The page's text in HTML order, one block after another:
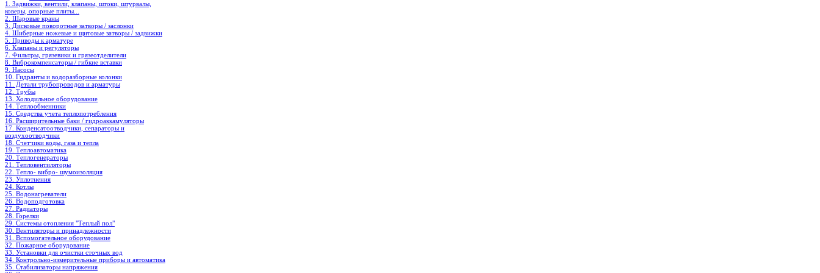
1. Задвижки, вентили, клапаны, штоки, штурвалы,
коверы, опорные плиты...
2. Шаровые краны
3. Дисковые поворотные затворы / заслонки
4. Шиберные ножевые и щитовые затворы / задвижки
5. Приводы к арматуре
6. Клапаны и регуляторы
7. Фильтры, грязевики и грязеотделители
8. Виброкомпенсаторы / гибкие вставки
9. Насосы
10. Гидранты и водоразборные колонки
11. Детали трубопроводов и арматуры
12. Трубы
13. Холодильное oборудование
14. Теплообменники
15. Средства учета теплопотребления
16. Расширительные баки / гидроаккамуляторы
17. Конденсатоотводчики, сепараторы и
воздухоотводчики
18. Счетчики воды, газа и тепла
19. Теплоавтоматика
20. Теплогенераторы
21. Тепловентиляторы
22. Тепло- вибро- шумоизоляция
23. Уплотнения
24. Котлы
25. Водонагреватели
26. Водоподготовка
27. Радиаторы
28. Горелки
29. Системы отопления "Теплый пол"
30. Вентиляторы и принадлежности
31. Вспомогательное оборудование
32. Пожарное оборудование
33. Установки для очистки сточных вод
34. Контрольно-измерительные приборы и автоматика
35. Стабилизаторы напряжения